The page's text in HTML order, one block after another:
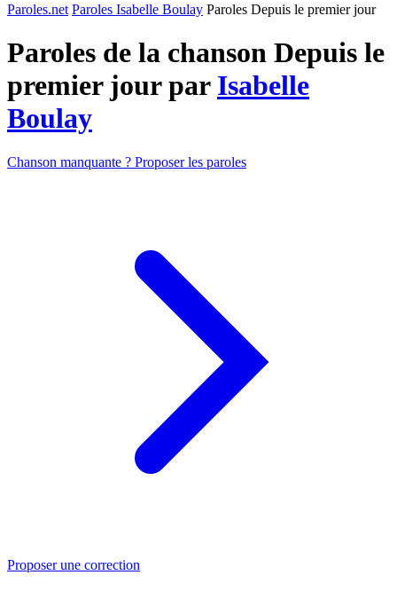
Paroles.net Paroles Isabelle Boulay Paroles Depuis le premier jour
Paroles de la chanson Depuis le
premier jour par Isabelle
Boulay
Chanson manquante ? Proposer les paroles
Proposer une correction